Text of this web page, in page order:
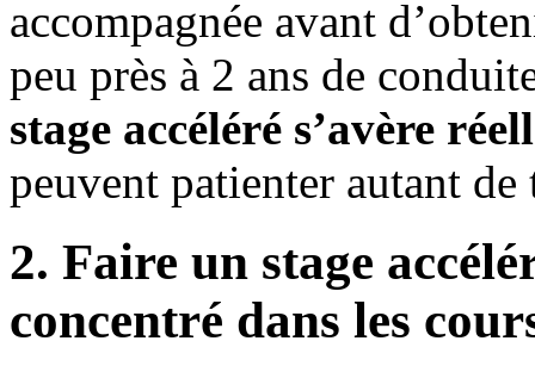
accompagnée avant
peu près à 2 ans de
stage accéléré s’avère
peuvent patienter autant de
2. Faire un stage
concentré dans les